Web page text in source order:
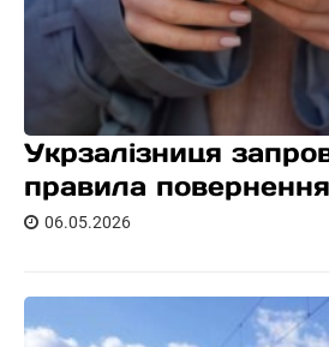
Укрзалізниця
правила повернення
06.05.2026